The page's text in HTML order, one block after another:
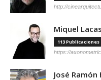
http://
Miquel
113 Publicaciones
https://
José